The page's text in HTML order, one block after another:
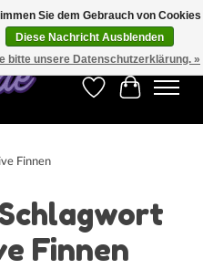
€. Weltweite Lieferung!
Wunschzettel
Ihr
Finnen
Finnen
Sie dem Gebrauch von Cookies
Diese Nachricht Ausblenden
bitte unsere Datenschutzerklärung. »